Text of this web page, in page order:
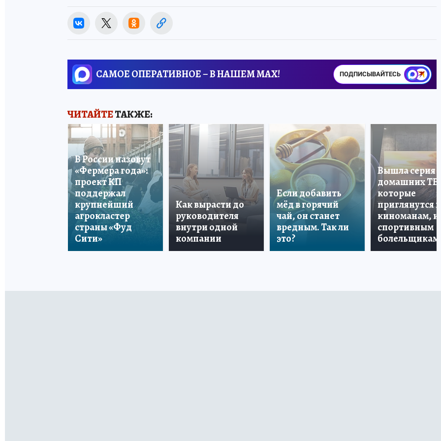
САМОЕ ОПЕРАТИВНОЕ – В НАШЕМ MAX! ПОДПИСЫВАЙТЕСЬ
ЧИТАЙТЕТАКЖЕ:
В России назовут
«Фермера года»:
проект КП
поддержал
крупнейший
агрокластер
страны «Фуд
Сити»
Как вырасти до
руководителя
внутри одной
компании
Если добавить
мёд в горячий
чай, он станет
вредным. Так ли
это?
Вышла серия
домашних ТВ,
которые
приглянутся и
киноманам, и
спортивным
болельщикам